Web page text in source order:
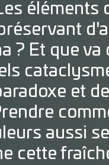
? Et que
et
aussi
cette